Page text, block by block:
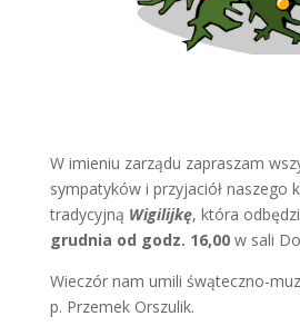
W imieniu zarządu zapraszam
sympatyków i przyjaciół naszego
tradycyjną Wigilijkę, która
grudnia od godz. 16,00 w sali
Wieczór nam umili śwąteczno-
p. Przemek Orszulik.